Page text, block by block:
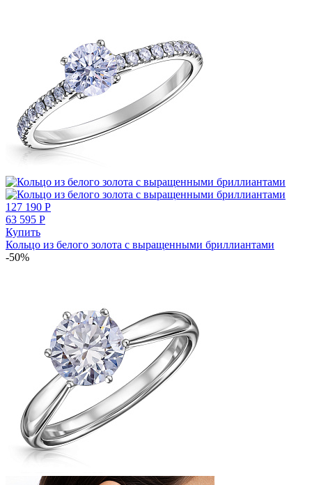
127 190 Р
63 595 Р
Купить
Кольцо из белого золота с выращенными бриллиантами
-50%